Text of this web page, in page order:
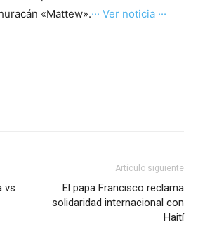
«Mattew».··· Ver noticia ···
vs
Artículo siguiente
El papa Francisco reclama
solidaridad internacional con
Haití